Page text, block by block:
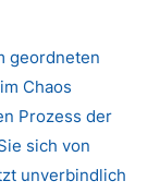
geordneten
Chaos
Prozess der
sich von
unverbindlich